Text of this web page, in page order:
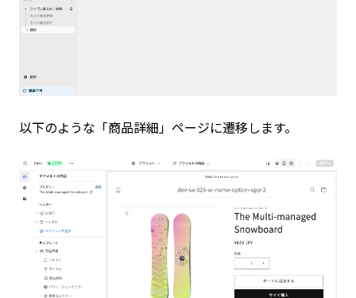
以下のような「商品詳細」ページに遷移します。